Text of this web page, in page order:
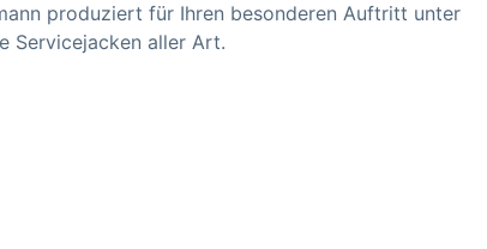
produziert für Ihren besonderen Auftritt unter
Servicejacken aller Art.